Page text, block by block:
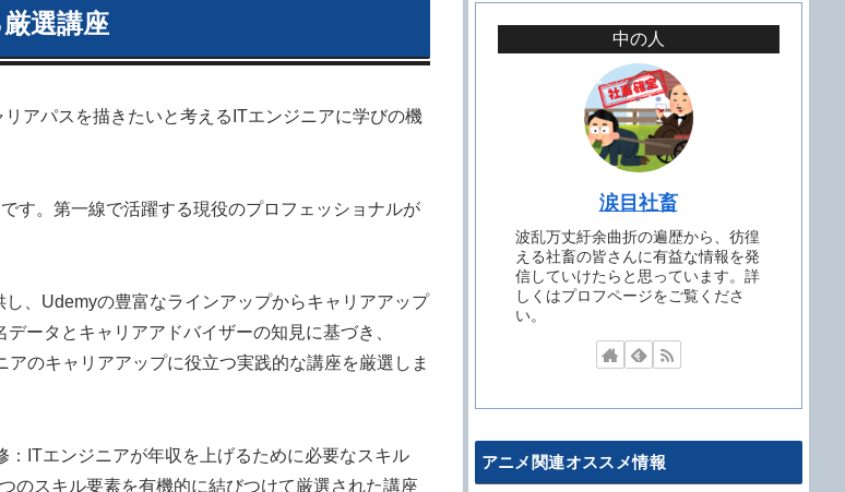
選講座
アパスを描きたいと考えるITエンジニアに学びの機
す。第一線で活躍する現役のプロフェッショナルが
、Udemyの豊富なラインアップからキャリアアップ
ータとキャリアアドバイザーの知見に基づき、
のキャリアアップに役立つ実践的な講座を厳選しま
ITエンジニアが年収を上げるために必要なスキル
のスキル要素を有機的に結びつけて厳選された講座
中の人
涙目社畜
波乱万丈紆余曲折の遍歴から、彷徨
える社畜の皆さんに有益な情報を発
信していけたらと思っています。詳
しくはプロフページをご覧くださ
い。
アニメ関連オススメ情報